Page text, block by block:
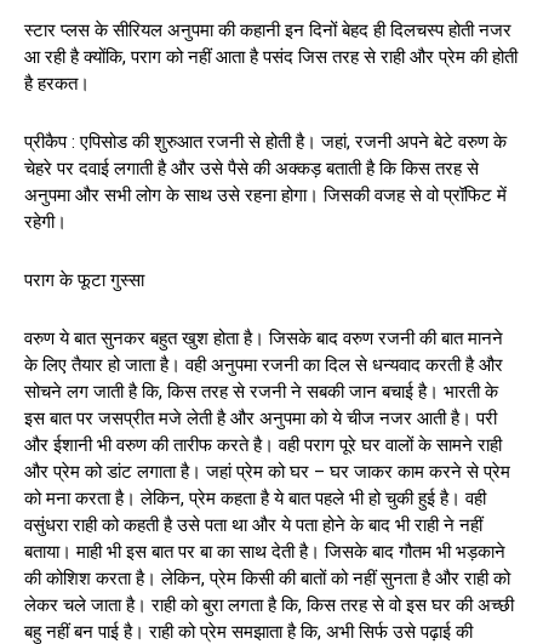
स्टार प्लस के सीरियल अनुपमा की कहानी इन दिनों बेहद ही दिलचस्प होती नजर
आ रही है क्योंकि, पराग को नहीं आता है पसंद जिस तरह से राही और प्रेम की होती
है हरकत।
प्रीकैप : एपिसोड की शुरुआत रजनी से होती है। जहां, रजनी अपने बेटे वरुण के
चेहरे पर दवाई लगाती है और उसे पैसे की अक्कड़ बताती है कि किस तरह से
अनुपमा और सभी लोग के साथ उसे रहना होगा। जिसकी वजह से वो प्रॉफिट में
रहेगी।
पराग के फूटा गुस्सा
वरुण ये बात सुनकर बहुत खुश होता है। जिसके बाद वरुण रजनी की बात मानने
के लिए तैयार हो जाता है। वही अनुपमा रजनी का दिल से धन्यवाद करती है और
सोचने लग जाती है कि, किस तरह से रजनी ने सबकी जान बचाई है। भारती के
इस बात पर जसप्रीत मजे लेती है और अनुपमा को ये चीज नजर आती है। परी
और ईशानी भी वरुण की तारीफ करते है। वही पराग पूरे घर वालों के सामने राही
और प्रेम को डांट लगाता है। जहां प्रेम को घर – घर जाकर काम करने से प्रेम
को मना करता है। लेकिन, प्रेम कहता है ये बात पहले भी हो चुकी हुई है। वही
वसुंधरा राही को कहती है उसे पता था और ये पता होने के बाद भी राही ने नहीं
बताया। माही भी इस बात पर बा का साथ देती है। जिसके बाद गौतम भी भड़काने
की कोशिश करता है। लेकिन, प्रेम किसी की बातों को नहीं सुनता है और राही को
लेकर चले जाता है। राही को बुरा लगता है कि, किस तरह से वो इस घर की अच्छी
बहु नहीं बन पाई है। राही को प्रेम समझाता है कि, अभी सिर्फ उसे पढ़ाई की